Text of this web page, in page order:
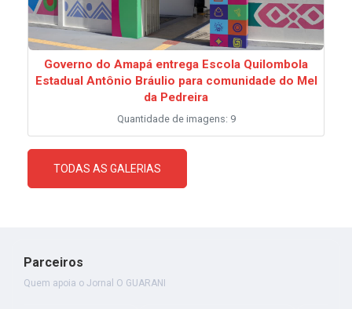
Governo do Amapá entrega Escola Quilombola
Estadual Antônio Bráulio para comunidade do Mel
da Pedreira
Quantidade de imagens: 9
TODAS AS GALERIAS
Parceiros
Quem apoia o Jornal O GUARANI